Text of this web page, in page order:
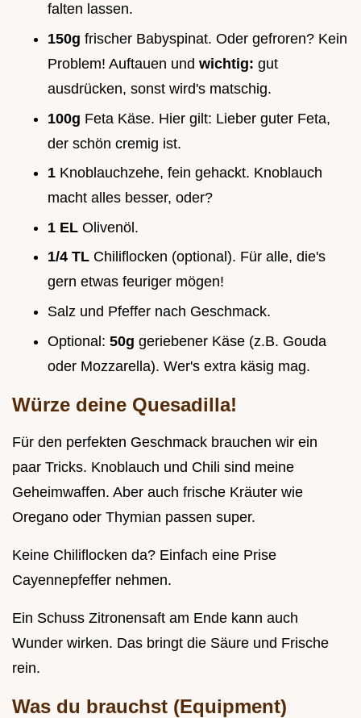
falten lassen.
150g frischer Babyspinat. Oder gefroren? Kein
Problem! Auftauen und wichtig: gut
ausdrücken, sonst wird's matschig.
100g Feta Käse. Hier gilt: Lieber guter Feta,
der schön cremig ist.
1 Knoblauchzehe, fein gehackt. Knoblauch
macht alles besser, oder?
1 EL Olivenöl.
1/4 TL Chiliflocken (optional). Für alle, die's
gern etwas feuriger mögen!
Salz und Pfeffer nach Geschmack.
Optional: 50g geriebener Käse (z.B. Gouda
oder Mozzarella). Wer's extra käsig mag.
Würze deine Quesadilla!
Für den perfekten Geschmack brauchen wir ein
paar Tricks. Knoblauch und Chili sind meine
Geheimwaffen. Aber auch frische Kräuter wie
Oregano oder Thymian passen super.
Keine Chiliflocken da? Einfach eine Prise
Cayennepfeffer nehmen.
Ein Schuss Zitronensaft am Ende kann auch
Wunder wirken. Das bringt die Säure und Frische
rein.
Was du brauchst (Equipment)